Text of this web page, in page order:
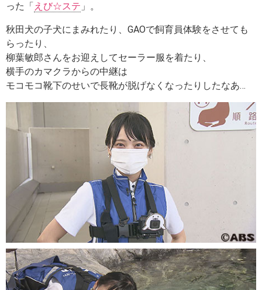
った「 えび☆ステ 」。
秋田犬の子犬にまみれたり、GAOで飼育員体験をさせても
らったり、
柳葉敏郎さんをお迎えしてセーラー服を着たり、
横手のカマクラからの中継は
モコモコ靴下のせいで長靴が脱げなくなったりしたなあ…